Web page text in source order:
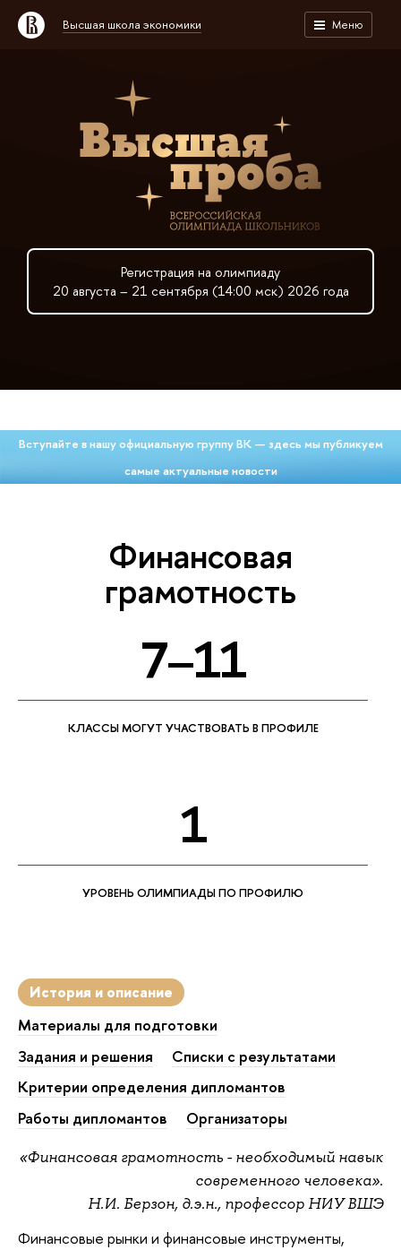
Высшая школа экономики Меню
Регистрация на олимпиаду
20 августа – 21 сентября (14:00 мск) 2026 года
Вступайте в нашу официальную группу ВК — здесь мы публикуем
самые актуальные новости
Финансовая
грамотность
7–11
КЛАССЫ МОГУТ УЧАСТВОВАТЬ В ПРОФИЛЕ
1
УРОВЕНЬ ОЛИМПИАДЫ ПО ПРОФИЛЮ
История и описание
Материалы для подготовки
Задания и решения
Списки с результатами
Критерии определения дипломантов
Работы дипломантов
Организаторы
«Финансовая грамотность - необходимый навык
современного человека».
Н.И. Берзон, д.э.н., профессор НИУ ВШЭ
Финансовые рынки и финансовые инструменты,